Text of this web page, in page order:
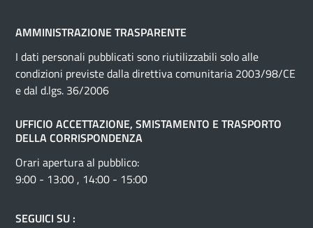
AMMINISTRAZIONE TRASPARENTE
I dati personali pubblicati sono riutilizzabili solo alle
condizioni previste dalla direttiva comunitaria 2003/98/CE
e dal d.lgs. 36/2006
UFFICIO ACCETTAZIONE, SMISTAMENTO E TRASPORTO
DELLA CORRISPONDENZA
Orari apertura al pubblico:
9:00 - 13:00 , 14:00 - 15:00
SEGUICI SU :